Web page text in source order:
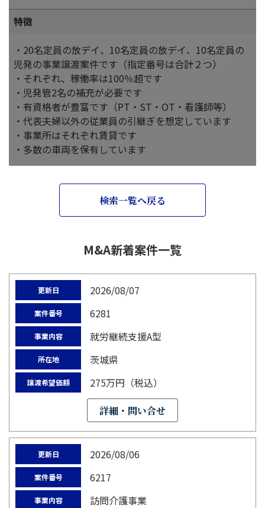
特徴
・20名定員の放デイ、10名定員の放デイ、10名定員の
児発の事業譲渡案件です（指定番号は合計２つ）
・それぞれ、稼働率は100％超です
・児発管2名の補充が必要です
・有資格者が豊富です（PT・ST・OT・看護師等）
・代表夫婦以外の従業員の引継ぎを想定しています
・事業所はそれぞれ賃貸です
・多数の車両を保有しています
検索一覧へ戻る
M&A新着案件一覧
更新日 2026/08/07
案件番号 6281
事業内容 就労継続支援A型
所在地 茨城県
譲渡希望価額 275万円（税込）
詳細・問い合せ
更新日 2026/08/06
案件番号 6217
事業内容 訪問介護事業